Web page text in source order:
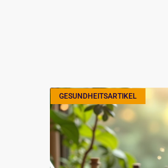
GESUNDHEITSARTIKEL